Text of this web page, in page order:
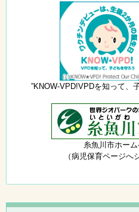
”KNOW-VPD!VPDを知って、
糸魚川市ホー
（病児保育ページへ